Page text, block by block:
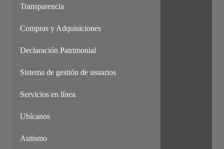
Transparencia
Compras y Adquisiciones
Declaración Patrimonial
Sistema de gestión de usuarios
Servicios en línea
Ubícanos
Autismo